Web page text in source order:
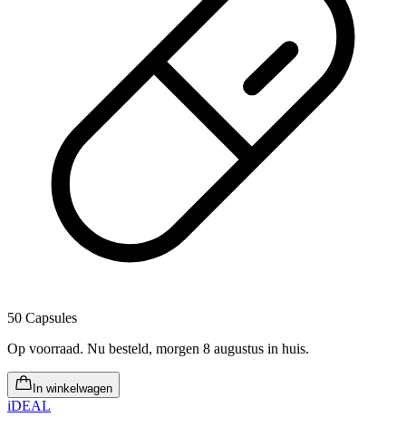
50 Capsules
Op voorraad. Nu besteld, morgen 8 augustus in huis.
In winkelwagen
iDEAL